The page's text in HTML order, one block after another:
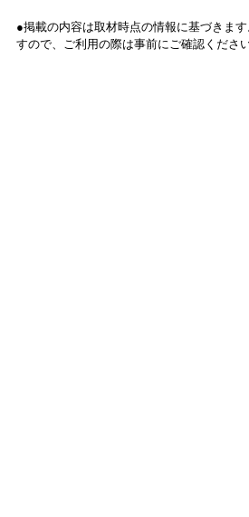
●掲載の内容は取材時点の情報に基づきま
すので、ご利用の際は事前にご確認ください